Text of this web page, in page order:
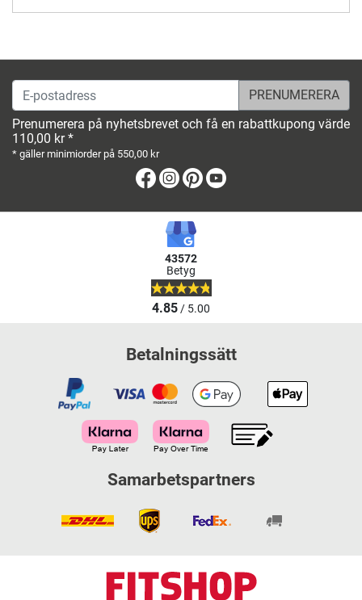
E-postadress
Prenumerera på nyhetsbrevet och få en rabattkupong värde
110,00 kr *
* gäller minimiorder på 550,00 kr
Facebook
Instagram
Pinterest
43572
Betyg
4.85/ 5.00
Betalningssätt
Samarbetspartners